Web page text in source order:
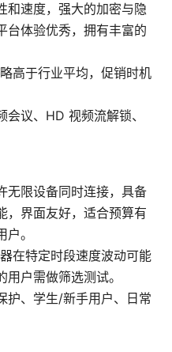
和速度，强大的加密与隐
台体验优秀，拥有丰富的
高于行业平均，促销时机
议、HD 视频流解锁、
无限设备同时连接，具备
，界面友好，适合预算有
。
在特定时段速度波动可能
户需做筛选测试。
护、学生/新手用户、日常